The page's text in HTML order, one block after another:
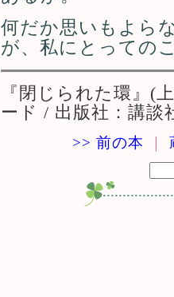
何だか思いもよら
が、私にとっての
『閉じられた環』(
ード / 出版社：講談
>> 前の本 ｜